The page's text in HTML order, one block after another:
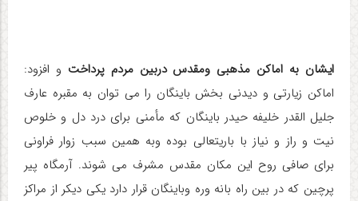
ایشان به اماکن مذهبی ومقدس دربین مردم پرداخت و افزود:
اماکن زیارتی و دیدنی بخش باینگان را می توان به مقبره عارف
جلیل القدر خلیفه حیدر باینگان که مأمنی برای درد دل و خلوص
نیت و راز و نیاز با باریتعالی بوده وبه همین سبب زوار فراونی
برای صافی روح این مکان مقدس مشرف می شوند. آرمگاه پیر
پرچین که در بین راه بانه وره وباینگان قرار دارد یکی دیکر از مراکز